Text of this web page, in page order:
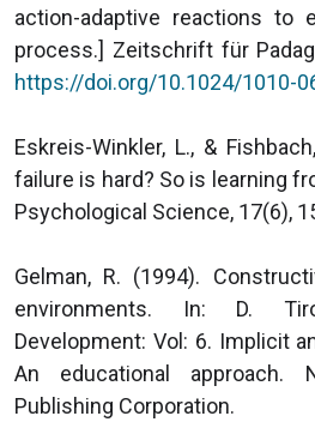
action-adaptive reactions to
process.] Zeitschrift für
https://doi.org/10.1024/1010-
Eskreis-Winkler, L., &
failure is hard? So is learning
Psychological Science, 17(6),
Gelman, R. (1994).
environments. In: D.
Development: Vol: 6. Implicit
An educational approach.
Publishing Corporation.